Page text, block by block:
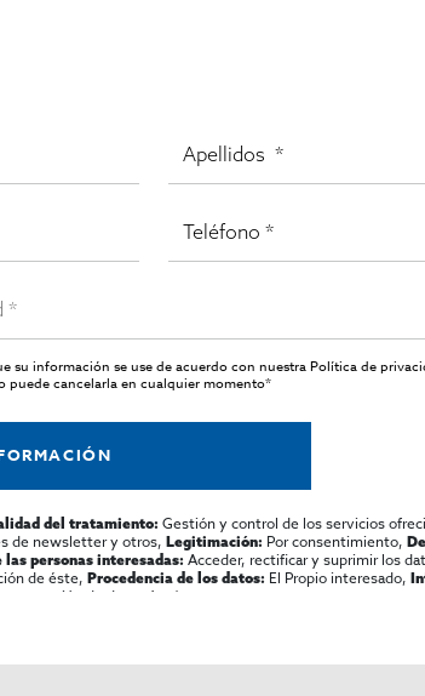
su información se use de acuerdo con nuestraPolítica de
puede cancelarla en cualquier momento*
del tratamiento: Gestión y control de los servicios
de newsletter y otros, Legitimación: Por consentimiento,
las personas interesadas: Acceder, rectificar y suprimir los
de éste, Procedencia de los datos: El Propio interesado,
protección de datos
Aquí.